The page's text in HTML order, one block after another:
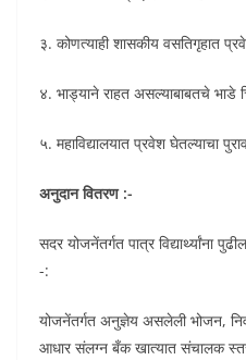
३. कोणत्याही शासकीय वसतिगृहात
४. भाड्याने राहत असल्याबाबतचे भाडे
५. महाविद्यालयात प्रवेश घेतल्याचा
अनुदान वितरण :-
सदर योजनेंतर्गत पात्र विद्यार्थ्यांना
-:
योजनेंतर्गत अनुज्ञेय असलेली भोजन, निवास
आधार संलग्न बँक खात्यात संचालक